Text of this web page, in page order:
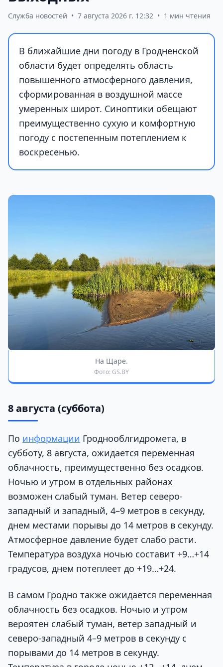
Служба новостей • 7 августа 2026 г. 12:32 • 1 мин чтения
В ближайшие дни погоду в Гродненской
области будет определять область
повышенного атмосферного давления,
сформированная в воздушной массе
умеренных широт. Синоптики обещают
преимущественно сухую и комфортную
погоду с постепенным потеплением к
воскресенью.
На Щаре.
Фото: GS.BY
8 августа (суббота)
По информации Гроднооблгидромета, в
субботу, 8 августа, ожидается переменная
облачность, преимущественно без осадков.
Ночью и утром в отдельных районах
возможен слабый туман. Ветер северо-
западный и западный, 4–9 метров в секунду,
днем местами порывы до 14 метров в секунду.
Атмосферное давление будет слабо расти.
Температура воздуха ночью составит +9…+14
градусов, днем потеплеет до +19…+24.
В самом Гродно также ожидается переменная
облачность без осадков. Ночью и утром
вероятен слабый туман, ветер западный и
северо-западный 4–9 метров в секунду с
порывами до 14 метров в секунду.